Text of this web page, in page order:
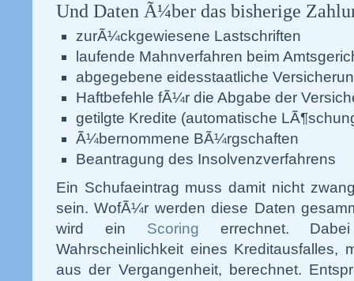
Und Daten Ã¼ber das bisherige
zurÃ¼ckgewiesene Lastschriften
laufende Mahnverfahren beim
abgegebene eidesstaatliche
Haftbefehle fÃ¼r die Abgabe der
getilgte Kredite (automatische
Ã¼bernommene BÃ¼rgschaften
Beantragung des Insolvenzverfahrens
Ein Schufaeintrag muss damit nicht
sein. WofÃ¼r werden diese Daten
wird ein Scoring errechnet.
Wahrscheinlichkeit eines Kreditausfalles,
aus der Vergangenheit, berechnet.